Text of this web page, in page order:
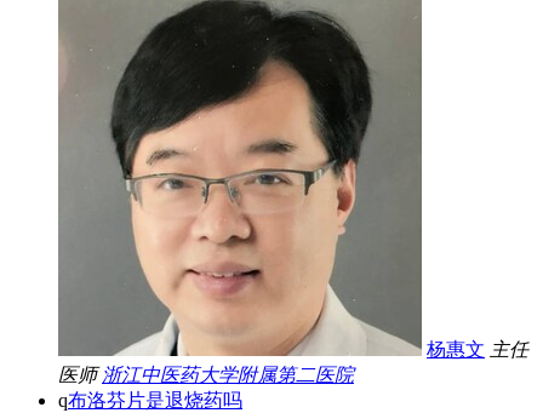
杨惠文 主任
医师 浙江中医药大学附属第二医院
q布洛芬片是退烧药吗